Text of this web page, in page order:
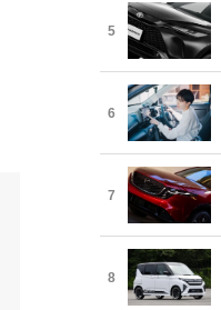
5
6
7
8